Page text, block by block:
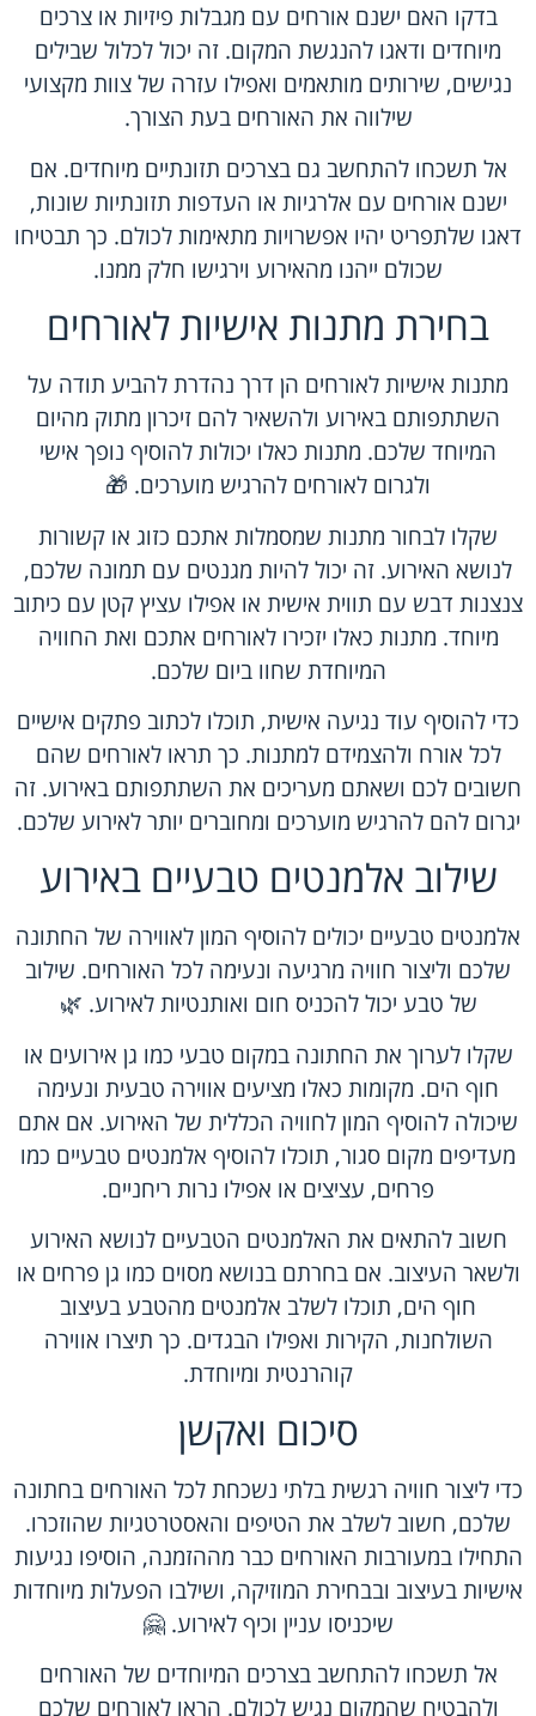
בדקו האם ישנם אורחים עם מגבלות פיזיות או צרכים
מיוחדים ודאגו להנגשת המקום. זה יכול לכלול שבילים
נגישים, שירותים מותאמים ואפילו עזרה של צוות מקצועי
שילווה את האורחים בעת הצורך.
אל תשכחו להתחשב גם בצרכים תזונתיים מיוחדים. אם
ישנם אורחים עם אלרגיות או העדפות תזונתיות שונות,
דאגו שלתפריט יהיו אפשרויות מתאימות לכולם. כך תבטיחו
שכולם ייהנו מהאירוע וירגישו חלק ממנו.
בחירת מתנות אישיות לאורחים
מתנות אישיות לאורחים הן דרך נהדרת להביע תודה על
השתתפותם באירוע ולהשאיר להם זיכרון מתוק מהיום
המיוחד שלכם. מתנות כאלו יכולות להוסיף נופך אישי
ולגרום לאורחים להרגיש מוערכים. 🎁
שקלו לבחור מתנות שמסמלות אתכם כזוג או קשורות
לנושא האירוע. זה יכול להיות מגנטים עם תמונה שלכם,
צנצנות דבש עם תווית אישית או אפילו עציץ קטן עם כיתוב
מיוחד. מתנות כאלו יזכירו לאורחים אתכם ואת החוויה
המיוחדת שחוו ביום שלכם.
כדי להוסיף עוד נגיעה אישית, תוכלו לכתוב פתקים אישיים
לכל אורח ולהצמידם למתנות. כך תראו לאורחים שהם
חשובים לכם ושאתם מעריכים את השתתפותם באירוע. זה
יגרום להם להרגיש מוערכים ומחוברים יותר לאירוע שלכם.
שילוב אלמנטים טבעיים באירוע
אלמנטים טבעיים יכולים להוסיף המון לאווירה של החתונה
שלכם וליצור חוויה מרגיעה ונעימה לכל האורחים. שילוב
של טבע יכול להכניס חום ואותנטיות לאירוע. 🌿
שקלו לערוך את החתונה במקום טבעי כמו גן אירועים או
חוף הים. מקומות כאלו מציעים אווירה טבעית ונעימה
שיכולה להוסיף המון לחוויה הכללית של האירוע. אם אתם
מעדיפים מקום סגור, תוכלו להוסיף אלמנטים טבעיים כמו
פרחים, עציצים או אפילו נרות ריחניים.
חשוב להתאים את האלמנטים הטבעיים לנושא האירוע
ולשאר העיצוב. אם בחרתם בנושא מסוים כמו גן פרחים או
חוף הים, תוכלו לשלב אלמנטים מהטבע בעיצוב
השולחנות, הקירות ואפילו הבגדים. כך תיצרו אווירה
קוהרנטית ומיוחדת.
סיכום ואקשן
כדי ליצור חוויה רגשית בלתי נשכחת לכל האורחים בחתונה
שלכם, חשוב לשלב את הטיפים והאסטרטגיות שהוזכרו.
התחילו במעורבות האורחים כבר מההזמנה, הוסיפו נגיעות
אישיות בעיצוב ובבחירת המוזיקה, ושילבו הפעלות מיוחדות
שיכניסו עניין וכיף לאירוע. 🤗
אל תשכחו להתחשב בצרכים המיוחדים של האורחים
ולהבטיח שהמקום נגיש לכולם. הראו לאורחים שלכם